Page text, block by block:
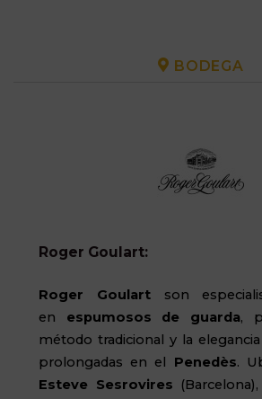
BODEGA
Roger Goulart:
Roger Goulart
son
en espumosos de guarda,
método tradicional y la
prolongadas en el Penedès.
Esteve Sesrovires